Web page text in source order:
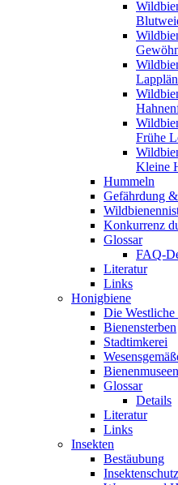
Frühe
Kleine
Hummeln
Gefährdung
Konkurrenz
Glossar
FAQ-
Literatur
Links
Honigbiene
Die
Bienensterben
Stadtimkerei
Bienenmuseen
Glossar
Details
Literatur
Links
Insekten
Bestäubung